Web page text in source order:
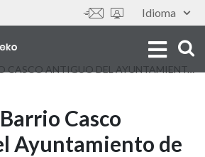
Idioma
Tools
Casco
Ayuntamiento de